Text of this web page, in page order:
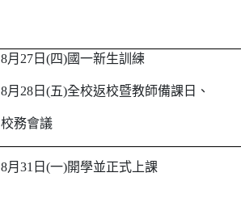
8月27日(四)國一新生訓練
8月28日(五)全校返校暨教師備課日、
校務會議
8月 31 日 (一)開學並正式上課